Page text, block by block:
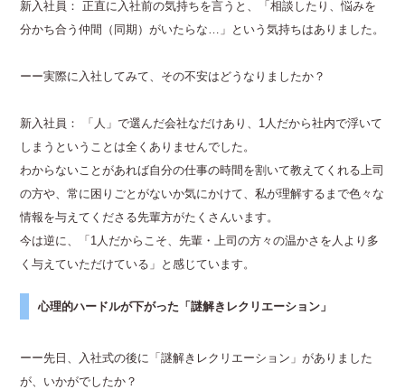
新入社員： 正直に入社前の気持ちを言うと、「相談したり、悩みを
分かち合う仲間（同期）がいたらな…」という気持ちはありました。
ーー実際に入社してみて、その不安はどうなりましたか？
新入社員： 「人」で選んだ会社なだけあり、1人だから社内で浮いて
しまうということは全くありませんでした。
わからないことがあれば自分の仕事の時間を割いて教えてくれる上司
の方や、常に困りごとがないか気にかけて、私が理解するまで色々な
情報を与えてくださる先輩方がたくさんいます。
今は逆に、「1人だからこそ、先輩・上司の方々の温かさを人より多
く与えていただけている」と感じています。
心理的ハードルが下がった「謎解きレクリエーション」
ーー先日、入社式の後に「謎解きレクリエーション」がありました
が、いかがでしたか？